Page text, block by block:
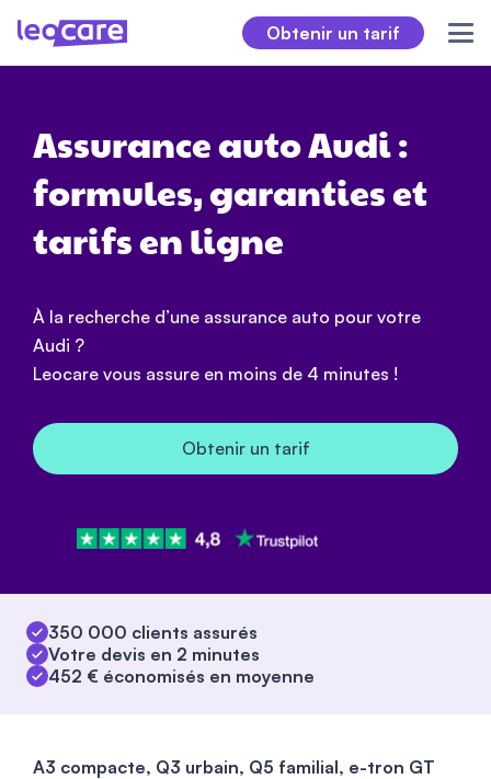
Obtenir un tarif
Assurance auto Audi :
formules, garanties et
tarifs en ligne
À la recherche d’une assurance auto pour votre
Audi ?
Leocare vous assure en moins de 4 minutes !
Obtenir un tarif
350 000 clients assurés
Votre devis en 2 minutes
452 € économisés en moyenne
A3 compacte, Q3 urbain, Q5 familial, e-tron GT